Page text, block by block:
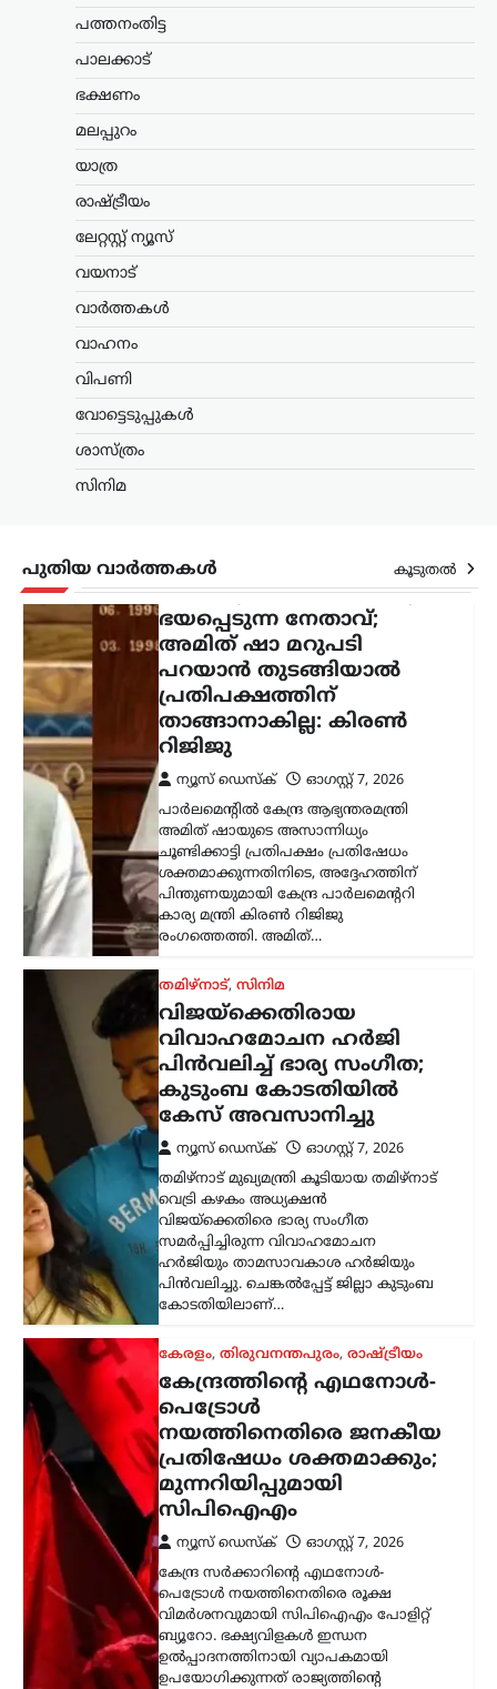
പത്തനംതിട്ട
പാലക്കാട്
ഭക്ഷണം
മലപ്പുറം
യാത്ര
രാഷ്ട്രീയം
ലേറ്റസ്റ്റ് ന്യൂസ്
വയനാട്
വാർത്തകൾ
വാഹനം
വിപണി
വോട്ടെടുപ്പുകൾ
ശാസ്ത്രം
സിനിമ
പുതിയ വാർത്തകൾ കൂടുതൽ
തിരച്ചിൽ തുടരുന്നതിനിടെ പൊലീസിന്
നിർണായക നിർദേശം നൽകി തൃശൂർ
പിടികൂടുന്നതിനിടെ അടിയന്തര
ട്രെൻഡിംഗ്,ദേശീയം,രാഷ്ട്രീയം
അമിത് ഷാ മറുപടി
പറയാൻ തുടങ്ങിയാൽ
താങ്ങാനാകില്ല: കിരൺ
റിജിജു
ന്യൂസ് ഡെസ്ക്
ഓഗസ്റ്റ്‌ 7, 2026
അമിത് ഷായുടെ അസാന്നിധ്യം
ചൂണ്ടിക്കാട്ടി പ്രതിപക്ഷം പ്രതിഷേധം
പിന്തുണയുമായി കേന്ദ്ര പാർലമെന്ററി
തമിഴ്നാട്
വിജയ്‌ക്കെതിരായ
വിവാഹമോചന ഹർജി
പിൻവലിച്ച് ഭാര്യ സംഗീത;
കുടുംബ കോടതിയിൽ
കേസ് അവസാനിച്ചു
ന്യൂസ് ഡെസ്ക്
ഓഗസ്റ്റ്‌ 7, 2026
തമിഴ്‌നാട് മുഖ്യമന്ത്രി കൂടിയായ തമിഴ്‌നാട്
വെട്രി കഴകം അധ്യക്ഷൻ
വിജയ്‌ക്കെതിരെ ഭാര്യ സംഗീത
സമർപ്പിച്ചിരുന്ന വിവാഹമോചന
ഹർജിയും താമസാവകാശ ഹർജിയും
പിൻവലിച്ചു. ചെങ്കൽപ്പേട്ട് ജില്ലാ കുടുംബ
കോടതിയിലാണ്…
കേരളം,തിരുവനന്തപുരം
കേന്ദ്രത്തിന്റെ എഥനോൾ-
പെട്രോൾ
നയത്തിനെതിരെ ജനകീയ
പ്രതിഷേധം ശക്തമാക്കും;
മുന്നറിയിപ്പുമായി
സിപിഐഎം
ന്യൂസ് ഡെസ്ക്
ഓഗസ്റ്റ്‌ 7, 2026
കേന്ദ്ര സർക്കാറിന്റെ എഥനോൾ-
പെട്രോൾ നയത്തിനെതിരെ രൂക്ഷ
വിമർശനവുമായി സിപിഐഎം പോളിറ്റ്
ബ്യൂറോ. ഭക്ഷ്യവിളകൾ ഇന്ധന
ഉൽപ്പാദനത്തിനായി വ്യാപകമായി
ഉപയോഗിക്കുന്നത് രാജ്യത്തിന്റെ
ഭക്ഷ്യസുരക്ഷയെ ബാധിക്കുമെന്നാണ്
പാർട്ടി മുന്നറിയിപ്പ് നൽകിയത്.…
കേരളം, തിരുവനന്തപുരം, വാർത്തകൾ
അടിയന്തര
സാഹചര്യത്തിൽ
വെടിവെക്കാൻ നിർദേശം;
അർജുൻ
ആയങ്കിക്കായുള്ള
തിരച്ചിൽ ശക്തമാക്കി
പൊലീസ്
ന്യൂസ് ഡെസ്ക്
ഓഗസ്റ്റ്‌ 7, 2026
നിരവധി ക്രിമിനൽ കേസുകളിൽ
പ്രതിയായ അർജുൻ ആയങ്കിക്കായുള്ള
തിരച്ചിൽ തുടരുന്നതിനിടെ പൊലീസിന്
നിർണായക നിർദേശം നൽകി തൃശൂർ
സിറ്റി പൊലീസ് കമ്മിഷണർ. പ്രതിയെ